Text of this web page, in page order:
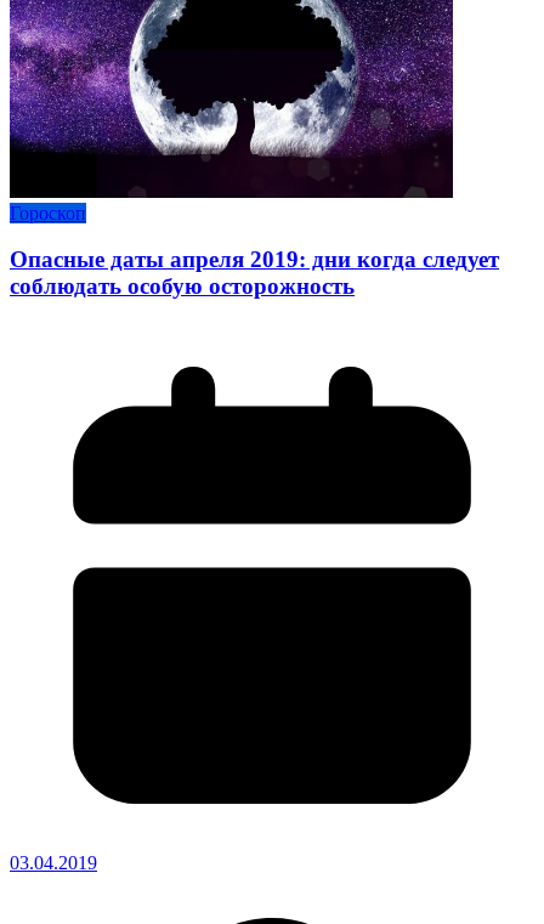
Гороскоп
Опасные даты апреля 2019: дни когда следует
соблюдать особую осторожность
03.04.2019